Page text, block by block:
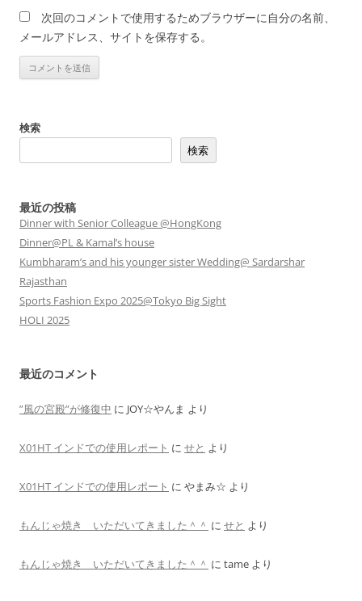
次回のコメントで使用するためブラウザーに自分の名前、
メールアドレス、サイトを保存する。
検索
検索
最近の投稿
Dinner with Senior Colleague @HongKong
Dinner@PL & Kamal’s house
Kumbharam’s and his younger sister Wedding@ Sardarshar
Rajasthan
Sports Fashion Expo 2025@Tokyo Big Sight
HOLI 2025
最近のコメント
”風の宮殿”が修復中 に JOY☆やんま より
X01HT インドでの使用レポート に せと より
X01HT インドでの使用レポート に やまみ☆ より
もんじゃ焼き いただいてきました＾＾ に せと より
もんじゃ焼き いただいてきました＾＾ に tame より